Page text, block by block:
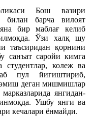
Бош вазири
барча вилоят
бир маблағ келиб
Ўзи халқ шу
таъсиридан қорнини
санъат саройи кимга
колеж ва
пул йиғиштириб,
деган мишмишлар
янгидан-
Ушбу янги ва
кечалари ёнмайди.